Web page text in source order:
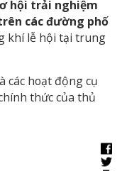
hội trải nghiệm
các đường phố
khí lễ hội tại trung
các hoạt động cụ
thức của thủ